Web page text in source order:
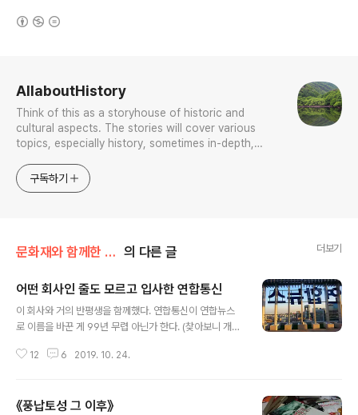
AllaboutHistory
Think of this as a storyhouse of historic and
cultural aspects. The stories will cover various
topics, especially history, sometimes in-depth,
approach will be to resist any common sense or
generalized viewpoint
구독하기
문화재와 함께한 나날들 의 다른 글 더보기
어떤 회사인 줄도 모르고 입사한 연합통신
이 회사와 거의 반평생을 함께했다. 연합통신이 연합뉴스
로 이름을 바꾼 게 99년 무렵 아닌가 한다. (찾아보니 개명
나아가 언론사 중에서도 통신사가 무엇인지도 모르고 들어
내가 기자가 되리라 생각한 적도 없고, 그런 까닭에 언론 시
12 6 2019. 10. 24.
《풍납토성 그 이후》